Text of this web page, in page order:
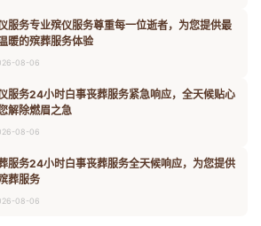
服务专业殡仪服务尊重每一位逝者，为您提供最
暖的殡葬服务体验
08-06
服务24小时白事丧葬服务紧急响应，全天候贴心
解除燃眉之急
08-06
服务24小时白事丧葬服务全天候响应，为您提供
葬服务
08-06